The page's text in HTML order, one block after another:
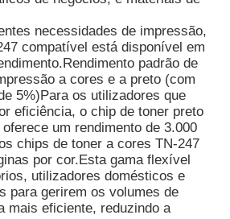
necessidades de impressão,
compatível está disponível em
padrão de
a cores e a preto (com
5%)Para os utilizadores que
eficiência, o chip de toner preto
um rendimento de 3.000
chips de toner a cores TN-247
por cor.Esta gama flexível
utilizadores domésticos e
para gerirem os volumes de
mais eficiente, reduzindo a